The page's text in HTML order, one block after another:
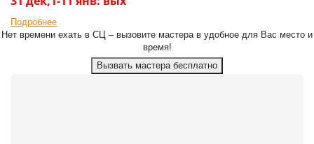
Подробнее
Нет времени ехать в СЦ – вызовите мастера в удобное для Вас место и
время!
Вызвать мастера бесплатно